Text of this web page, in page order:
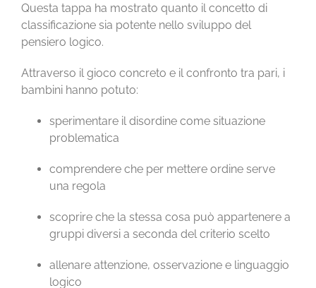
Questa tappa ha mostrato quanto il concetto di
classificazione sia potente nello sviluppo del
pensiero logico.
Attraverso il gioco concreto e il confronto tra pari, i
bambini hanno potuto:
sperimentare il disordine come situazione
problematica
comprendere che per mettere ordine serve
una regola
scoprire che la stessa cosa può appartenere a
gruppi diversi a seconda del criterio scelto
allenare attenzione, osservazione e linguaggio
logico